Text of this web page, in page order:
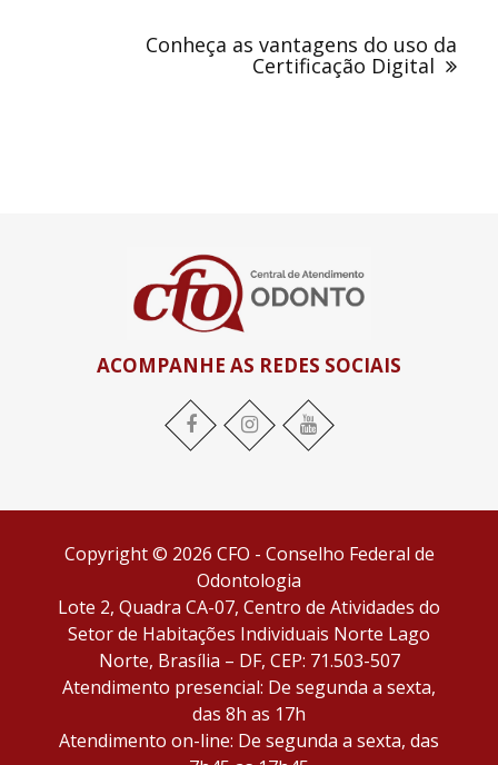
Conheça as vantagens do uso da
Certificação Digital
ACOMPANHE AS REDES SOCIAIS
Facebook Instagram YouTube
Copyright © 2026 CFO - Conselho Federal de
Odontologia
Lote 2, Quadra CA-07, Centro de Atividades do
Setor de Habitações Individuais Norte Lago
Norte, Brasília – DF, CEP: 71.503-507
Atendimento presencial: De segunda a sexta,
das 8h as 17h
Atendimento on-line: De segunda a sexta, das